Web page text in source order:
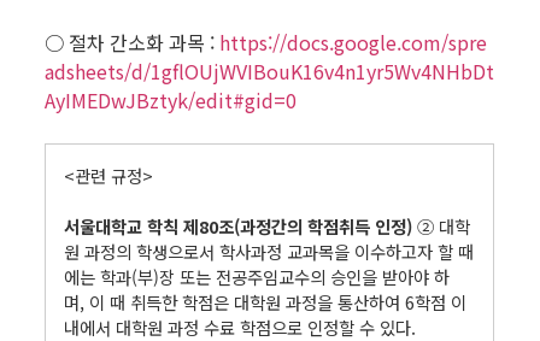
○ 절차 간소화 과목 : https://docs.google.com/spre
adsheets/d/1gflOUjWVIBouK16v4n1yr5Wv4NHbDt
AyIMEDwJBztyk/edit#gid=0
<관련 규정>
서울대학교 학칙 제80조(과정간의 학점취득 인정)② 대학
원 과정의 학생으로서 학사과정 교과목을 이수하고자 할 때
에는 학과(부)장 또는 전공주임교수의 승인을 받아야 하
며, 이 때 취득한 학점은 대학원 과정을 통산하여 6학점 이
내에서 대학원 과정 수료 학점으로 인정할 수 있다.